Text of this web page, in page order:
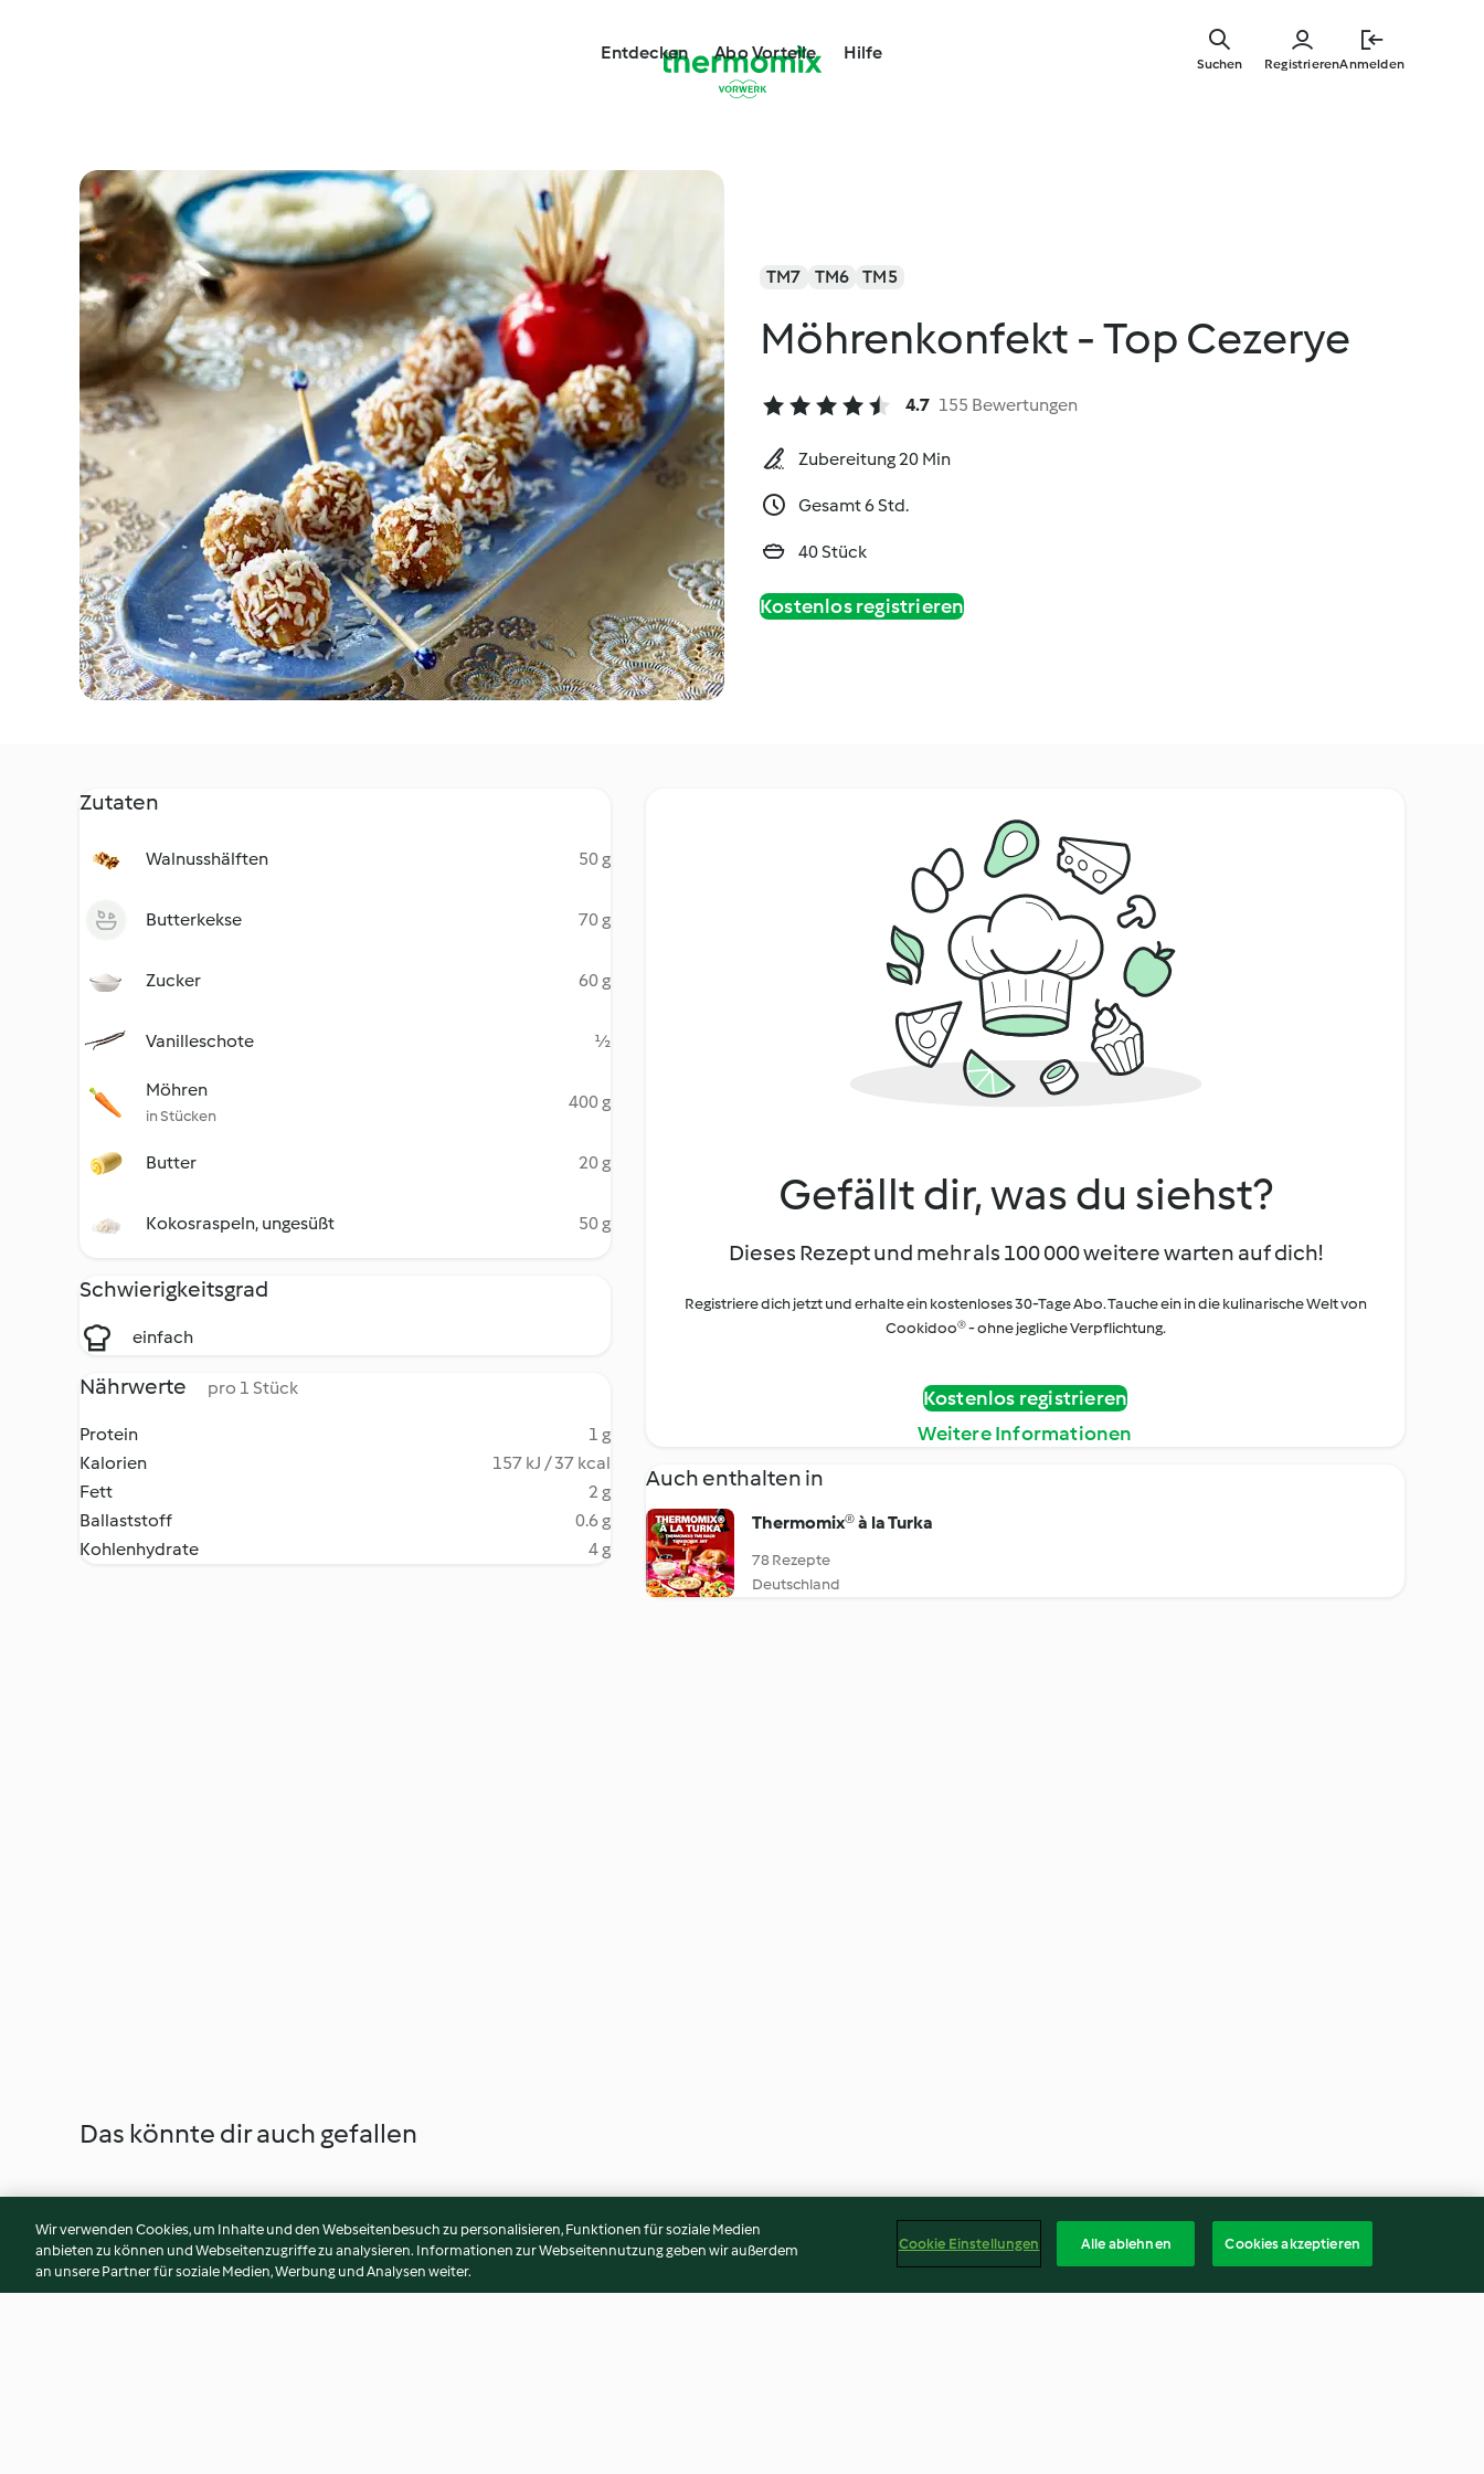
springen
Entdecken Abo Vorteile Hilfe
RegistrierenAnmelden
Suchen
TM7 TM6 TM5
Möhrenkonfekt - Top Cezerye
4.7 155 Bewertungen
Zubereitung 20 Min
Gesamt 6 Std.
40 Stück
Kostenlos registrieren
Zutaten
Walnusshälften 50 g
Butterkekse 70 g
Zucker 60 g
Vanilleschote ½
Möhren
in Stücken
400 g
Butter 20 g
Kokosraspeln, ungesüßt 50 g
Schwierigkeitsgrad
einfach
Nährwerte pro 1 Stück
Protein
1 g
Kalorien
157 kJ / 37 kcal
Fett
2 g
Ballaststoff
0.6 g
Kohlenhydrate
4 g
Gefällt dir, was du siehst?
Dieses Rezept und mehr als 100 000 weitere warten auf dich!
Registriere dich jetzt und erhalte ein kostenloses 30-Tage Abo. Tauche ein in die kulinarische Welt von
Cookidoo® - ohne jegliche Verpflichtung.
Kostenlos registrieren
Weitere Informationen
Auch enthalten in
Thermomix® à la Turka
78 Rezepte
Deutschland
Das könnte dir auch gefallen
Wir verwenden Cookies, um Inhalte und den Webseitenbesuch zu personalisieren, Funktionen für soziale Medien
anbieten zu können und Webseitenzugriffe zu analysieren. Informationen zur Webseitennutzung geben wir außerdem
an unsere Partner für soziale Medien, Werbung und Analysen weiter.
Cookie Einstellungen Alle ablehnen Cookies akzeptieren